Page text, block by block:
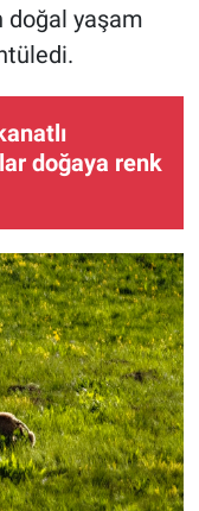
doğal yaşam
doğaya renk